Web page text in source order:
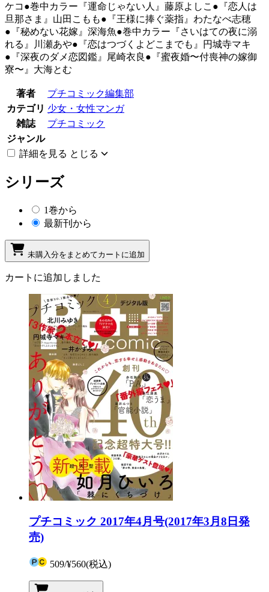
ケコ●巻中カラー『運命じゃない人』藤原よしこ●『恋人は
旦那さま』山田こもも●『王様に捧ぐ薬指』わたなべ志穂
●『秘めない花嫁』深海魚●巻中カラー『さいはての夜に溺
れる』川瀬あや●『恋はつづくよどこまでも』円城寺マキ
●『深夜のダメ恋図鑑』尾崎衣良●『蜜夜婚〜付喪神の嫁御
寮〜』大海とむ
著者
プチコミック編集部
カテゴリ 少女・女性マンガ
雑誌
プチコミック
ジャンル
詳細を見る とじる
シリーズ
1巻から
最新刊から
未購入分をまとめてカートに追加
カートに追加しました
プチコミック 2017年4月号(2017年3月8日発
売)
509/¥560(税込)